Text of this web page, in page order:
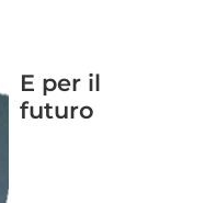
E per il
futuro